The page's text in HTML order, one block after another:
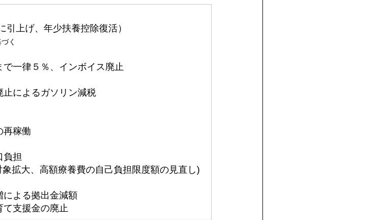
上げ、年少扶養控除復活）
く
一律５％、インボイス廃止
によるガソリン減税
稼働
負担
拡大、高額療養費の自己負担限度額の見直し)
よる拠出金減額
支援金の廃止